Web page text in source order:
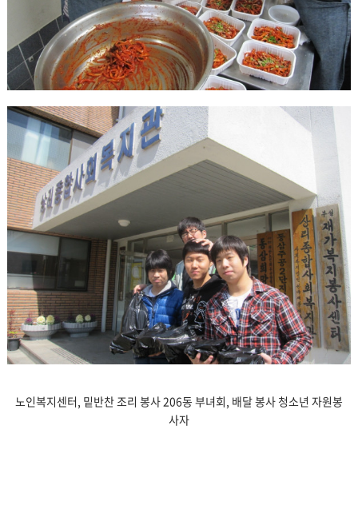
노인복지센터, 밑반찬 조리 봉사 206동 부녀회, 배달 봉사 청소년 자원봉
사자